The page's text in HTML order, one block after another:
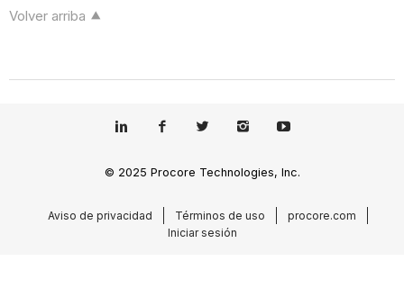
Volver arriba
© 2025 Procore Technologies, Inc.
Aviso de privacidad Términos de uso
procore.com
Iniciar sesión